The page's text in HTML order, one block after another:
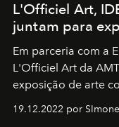
L'Officiel Art,
juntam para
Em parceria com a
L'Officiel Art da
exposição de arte
19.12.2022 por